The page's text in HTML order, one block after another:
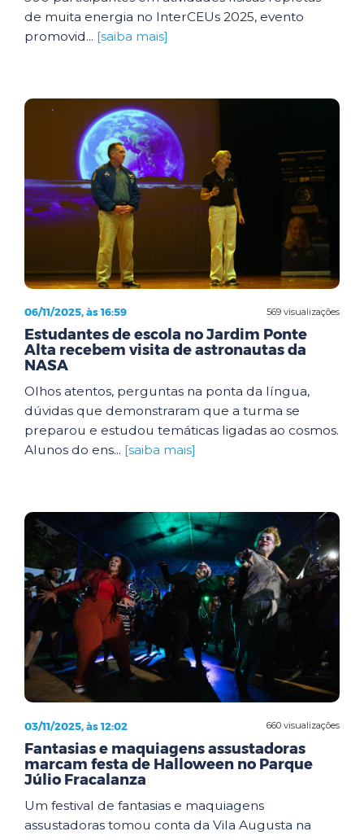
de muita energia no InterCEUs 2025, evento
promovid... [saiba mais]
569 visualizações
06/11/2025, às 16:59
Estudantes de escola no Jardim Ponte
Alta recebem visita de astronautas da
NASA
Olhos atentos, perguntas na ponta da língua,
dúvidas que demonstraram que a turma se
preparou e estudou temáticas ligadas ao cosmos.
Alunos do ens... [saiba mais]
660 visualizações
03/11/2025, às 12:02
Fantasias e maquiagens assustadoras
marcam festa de Halloween no Parque
Júlio Fracalanza
Um festival de fantasias e maquiagens
assustadoras tomou conta da Vila Augusta na